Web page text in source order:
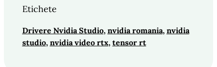
Etichete
Drivere Nvidia Studio, nvidia romania, nvidia
studio, nvidia video rtx, tensor rt